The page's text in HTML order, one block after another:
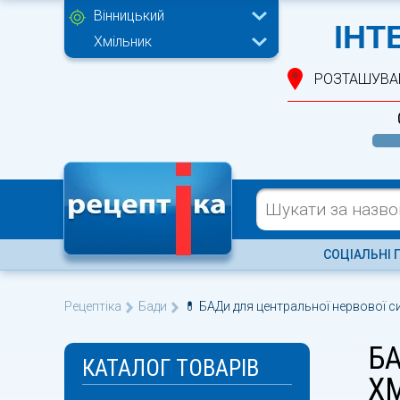
Вінницький
Хмільник
СОЦІАЛЬНІ
Рецептіка Бади 💊 БАДи для центральної нервової
КАТАЛОГ ТОВАРІВ